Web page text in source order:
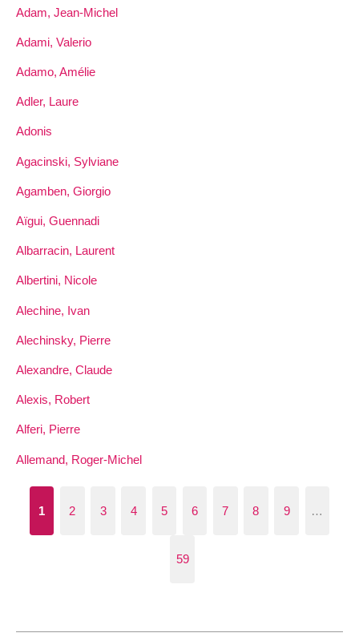
Adam, Jean-Michel
Adami, Valerio
Adamo, Amélie
Adler, Laure
Adonis
Agacinski, Sylviane
Agamben, Giorgio
Aïgui, Guennadi
Albarracin, Laurent
Albertini, Nicole
Alechine, Ivan
Alechinsky, Pierre
Alexandre, Claude
Alexis, Robert
Alferi, Pierre
Allemand, Roger-Michel
1 2 3 4 5 6 7 8 9 …
59